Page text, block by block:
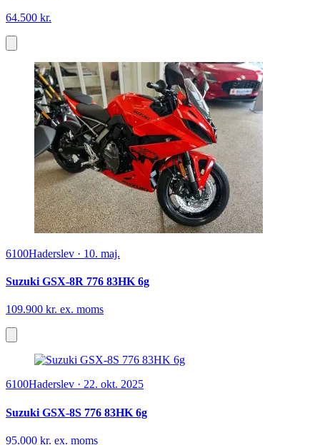
64.500 kr.
6100Haderslev · 10. maj.
Suzuki GSX-8R 776 83HK 6g
109.900 kr. ex. moms
6100Haderslev · 22. okt. 2025
Suzuki GSX-8S 776 83HK 6g
95.000 kr. ex. moms